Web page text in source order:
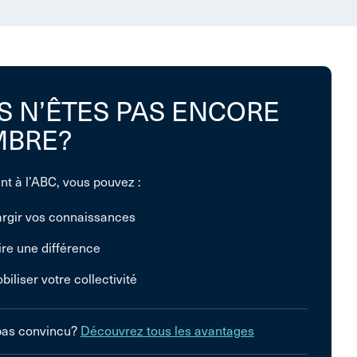
N’ÊTES PAS ENCORE
à l’ABC, vous pouvez :
vos connaissances
une différence
votre collectivité
convincu? Découvrez tous les avantages